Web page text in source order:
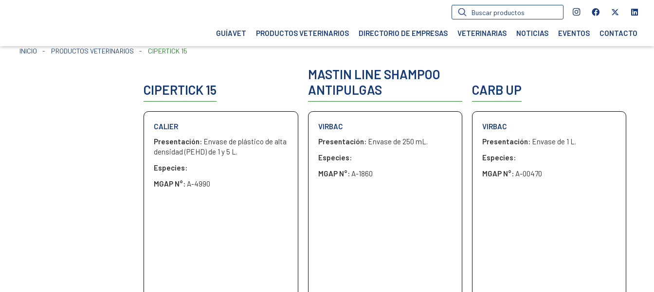
Búsqueda
de
GUÍAVET PRODUCTOS VETERINARIOS DIRECTORIO DE EMPRESAS VETERINARIAS NOTICIAS EVENTOS CONTACTO
INICIO - PRODUCTOS VETERINARIOS - CIPERTICK 15
CIPERTICK 15
CALIER
Presentación: Envase de plástico de alta
densidad (PEHD) de 1 y 5 L.
Especies:
MGAP N°: A-4990
MASTIN LINE SHAMPOO
ANTIPULGAS
VIRBAC
Presentación: Envase de 250 mL.
Especies:
MGAP N°: A-1860
CARB UP
VIRBAC
Presentación: Envase de 1 L.
Especies:
MGAP N°: A-00470